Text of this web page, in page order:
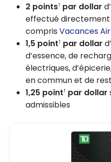
2 points† par dollar
effectué directement
compris Vacances
1,5 point† par dollar
d’essence, de
électriques,
en commun et de
1,25 point† par dollar
admissibles